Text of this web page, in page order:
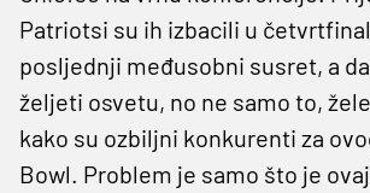
Patriotsi su ih izbacili u
posljednji međusobni susret, a
željeti osvetu, no ne samo to,
kako su ozbiljni konkurenti za
Bowl. Problem je samo što je